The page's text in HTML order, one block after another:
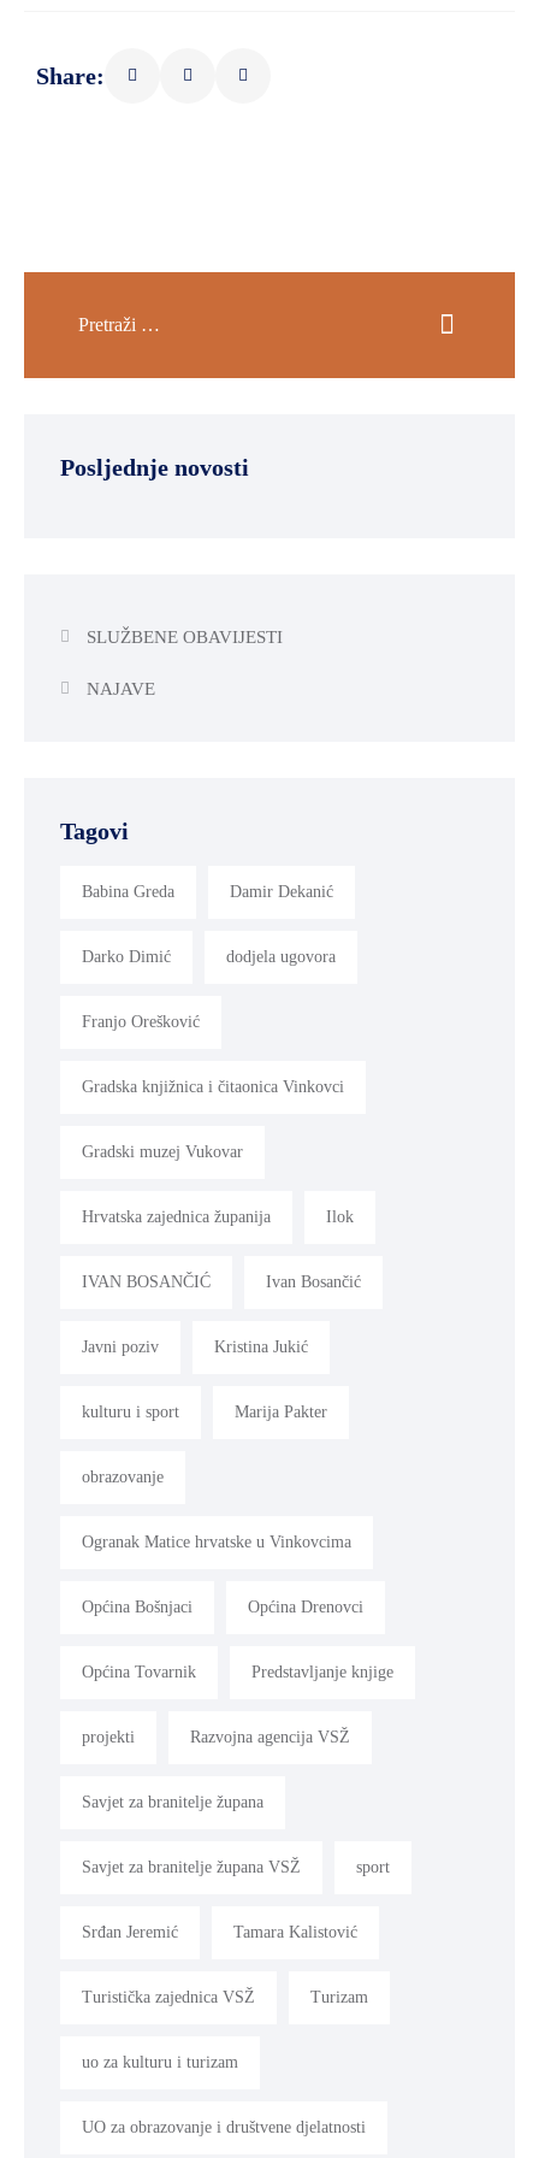
Share:
Posljednje novosti
SLUŽBENE OBAVIJESTI
NAJAVE
Tagovi
Babina Greda Damir Dekanić
Darko Dimić dodjela ugovora
Franjo Orešković
Gradska knjižnica i čitaonica Vinkovci
Gradski muzej Vukovar
Hrvatska zajednica županija Ilok
IVAN BOSANČIĆ Ivan Bosančić
Javni poziv Kristina Jukić
kulturu i sport Marija Pakter
obrazovanje
Ogranak Matice hrvatske u Vinkovcima
Općina Bošnjaci Općina Drenovci
Općina Tovarnik Predstavljanje knjige
projekti Razvojna agencija VSŽ
Savjet za branitelje župana
Savjet za branitelje župana VSŽ sport
Srđan Jeremić Tamara Kalistović
Turistička zajednica VSŽ Turizam
uo za kulturu i turizam
UO za obrazovanje i društvene djelatnosti